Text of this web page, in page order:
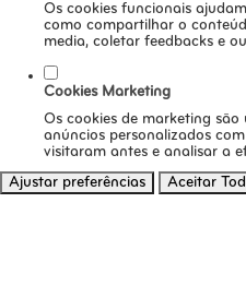
Os cookies funcionais
como compartilhar o
media, coletar feedbacks e
Cookies Marketing
Os cookies de marketing
anúncios personalizados
visitaram antes e analisar a
Ajustar preferências
Aceitar